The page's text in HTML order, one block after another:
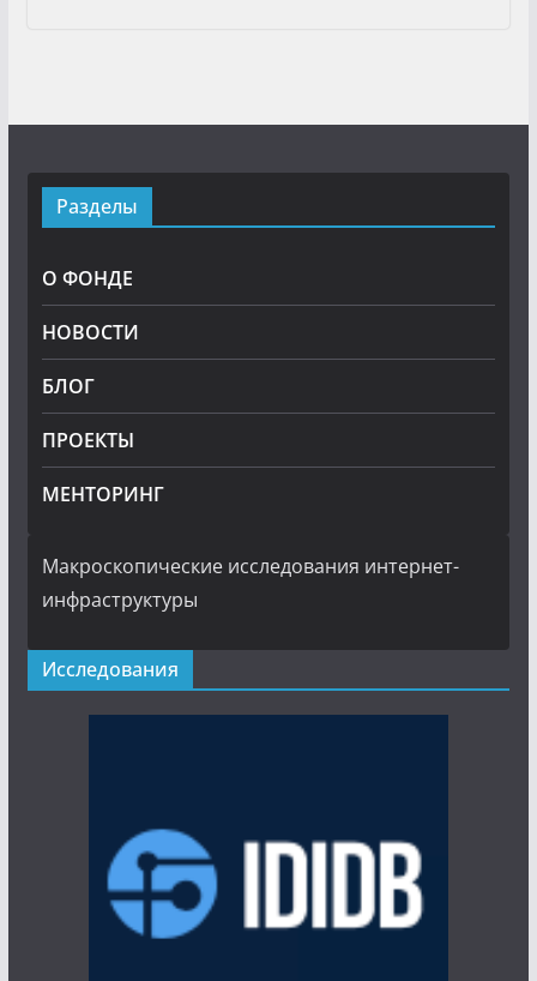
Разделы
О ФОНДЕ
НОВОСТИ
БЛОГ
ПРОЕКТЫ
МЕНТОРИНГ
Макроскопические исследования интернет-
инфраструктуры
Исследования